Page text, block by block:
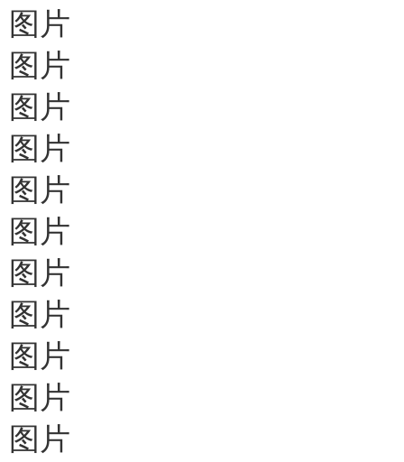
图片
图片
图片
图片
图片
图片
图片
图片
图片
图片
图片